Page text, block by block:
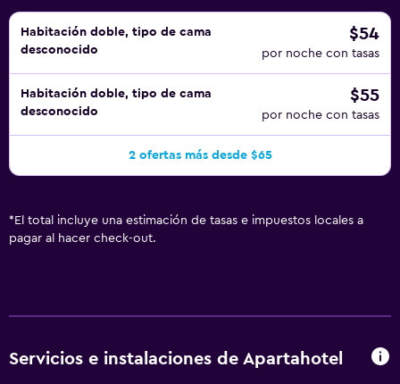
Habitación doble, tipo de cama
desconocido
$54
por noche con tasas
Habitación doble, tipo de cama
desconocido
$55
por noche con tasas
2 ofertas más desde $65
* El total incluye una estimación de tasas e impuestos locales a
pagar al hacer check-out.
Servicios e instalaciones de Apartahotel